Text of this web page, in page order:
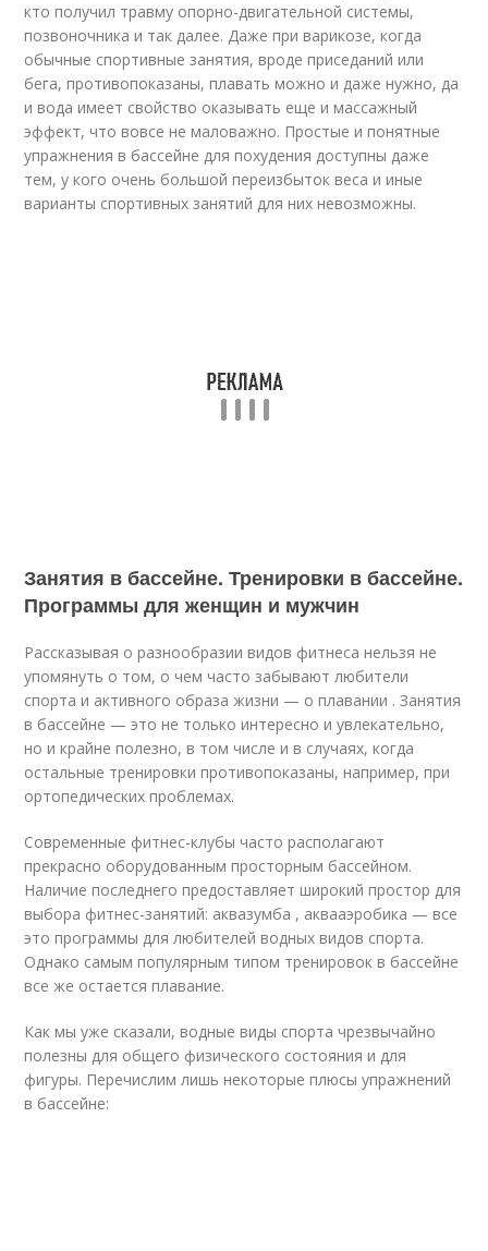
кто получил травму опорно-двигательной системы,
позвоночника и так далее. Даже при варикозе, когда
обычные спортивные занятия, вроде приседаний или
бега, противопоказаны, плавать можно и даже нужно, да
и вода имеет свойство оказывать еще и массажный
эффект, что вовсе не маловажно. Простые и понятные
упражнения в бассейне для похудения доступны даже
тем, у кого очень большой переизбыток веса и иные
варианты спортивных занятий для них невозможны.
Занятия в бассейне. Тренировки в бассейне.
Программы для женщин и мужчин
Рассказывая о разнообразии видов фитнеса нельзя не
упомянуть о том, о чем часто забывают любители
спорта и активного образа жизни — о плавании . Занятия
в бассейне — это не только интересно и увлекательно,
но и крайне полезно, в том числе и в случаях, когда
остальные тренировки противопоказаны, например, при
ортопедических проблемах.
Современные фитнес-клубы часто располагают
прекрасно оборудованным просторным бассейном.
Наличие последнего предоставляет широкий простор для
выбора фитнес-занятий: аквазумба , аквааэробика — все
это программы для любителей водных видов спорта.
Однако самым популярным типом тренировок в бассейне
все же остается плавание.
Как мы уже сказали, водные виды спорта чрезвычайно
полезны для общего физического состояния и для
фигуры. Перечислим лишь некоторые плюсы упражнений
в бассейне: